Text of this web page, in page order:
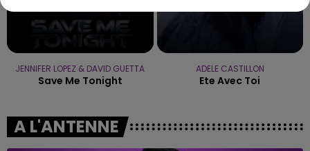
JENNIFER LOPEZ & DAVID GUETTA
Save Me Tonight
ADELE CASTILLON
Ete Avec Toi
A L'ANTENNE